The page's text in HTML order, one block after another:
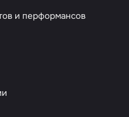
и перформансов